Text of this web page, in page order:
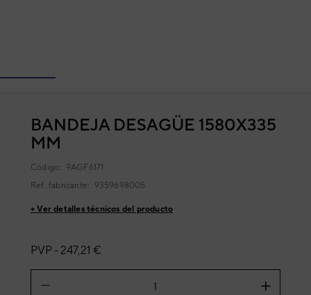
BANDEJA DESAGÜE 1580X335
MM
Código: 9AGF6171
Ref. fabricante: 9359698005
+ Ver detalles técnicos del producto
PVP - 247,21 €